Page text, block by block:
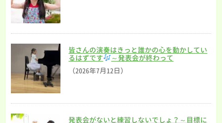
皆さんの演奏はきっと誰かの心を動かしてい
るはずです
～発表会が終わって
（2026年7月12日）
発表会がないと練習しないでしょ？～目標に